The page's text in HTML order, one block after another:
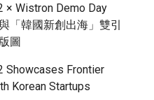
× Wistron Demo Day
「韓國新創出海」雙引
圖
Showcases Frontier
Korean Startups